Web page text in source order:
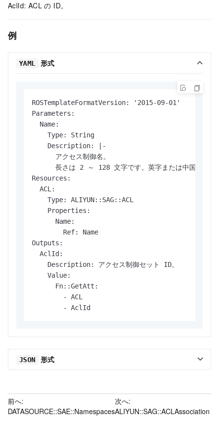
AclId: ACL の ID。
例
YAML 形式
ROSTemplateFormatVersion: '2015-09-01'
Parameters:
  Name:
    Type: String
    Description: |-
      アクセス制御名。
長さは 2 ～ 128 文字です。英字または中国語で
Resources:
  ACL:
    Type: ALIYUN::SAG::ACL
    Properties:
      Name:
        Ref: Name
Outputs:
  AclId:
    Description: アクセス制御セット ID。
    Value:
      Fn::GetAtt:
        - ACL
        - AclId
JSON 形式
前へ:
DATASOURCE::SAE::Namespaces
次へ:
ALIYUN::SAG::ACLAssociation